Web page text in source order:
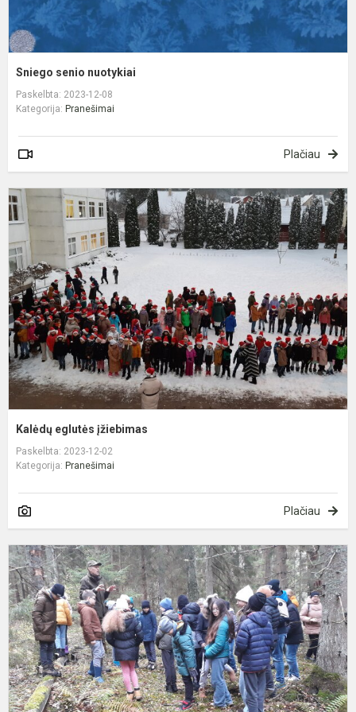
Sniego senio nuotykiai
Paskelbta: 2023-12-08
Kategorija: Pranešimai
Plačiau
Kalėdų eglutės įžiebimas
Paskelbta: 2023-12-02
Kategorija: Pranešimai
Plačiau